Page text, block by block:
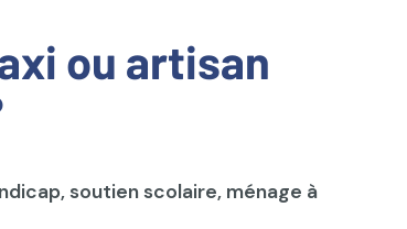
ou artisan
soutien scolaire, ménage à